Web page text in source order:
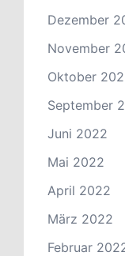
Dezember
November
Oktober
September
Juni 2022
Mai 2022
April 2022
März 2022
Februar